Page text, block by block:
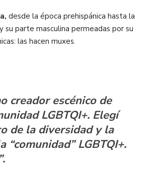
desde la época prehispánica hasta la
su parte masculina permeadas por su
las hacen muxes.
creador escénico de
LGBTQI+. Elegí
de la diversidad y la
LGBTQI+.